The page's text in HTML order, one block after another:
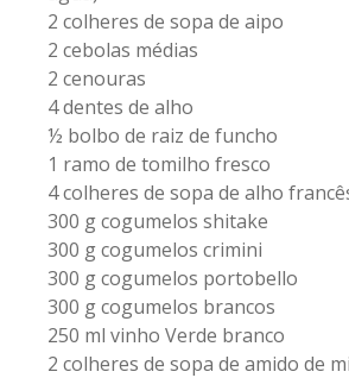
2 colheres de sopa de aipo
2 cebolas médias
2 cenouras
4 dentes de alho
½ bolbo de raiz de funcho
1 ramo de tomilho fresco
4 colheres de sopa de alho
300 g cogumelos shitake
300 g cogumelos crimini
300 g cogumelos portobello
300 g cogumelos brancos
250 ml vinho Verde branco
2 colheres de sopa de amido de